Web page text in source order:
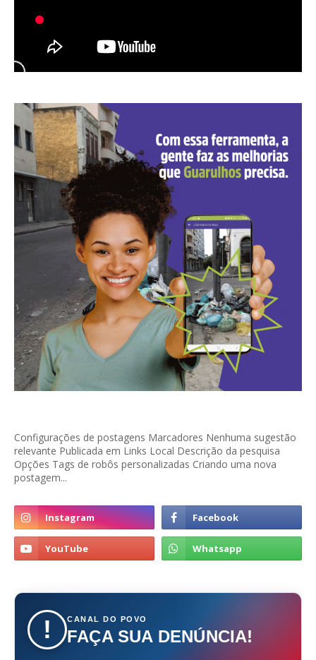
Configurações de postagens Marcadores Nenhuma sugestão
relevante Publicada em Links Local Descrição da pesquisa
Opções Tags de robôs personalizadas Criando uma nova
postagem...
! CANAL DO POVO
FAÇA SUA DENÚNCIA!